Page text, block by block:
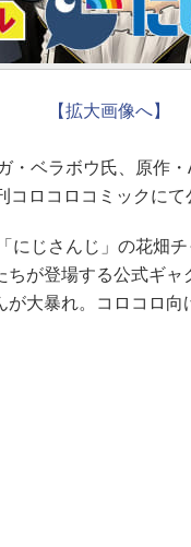
【拡大画像へ】
ベラボウ氏、原作
コロコロコミックにて
じさんじ」の花畑
ちが登場する公式ギ
大暴れ。コロコロ向